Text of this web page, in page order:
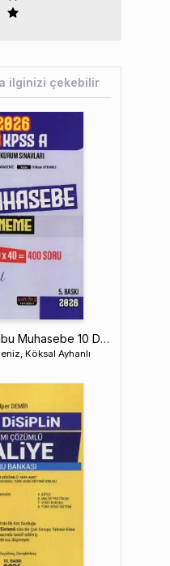
ilginizi çekebilir
P48 KPSS A Grubu Muhasebe 10 Deneme Tamamı Çözümlü
Köksal Ayhanlı